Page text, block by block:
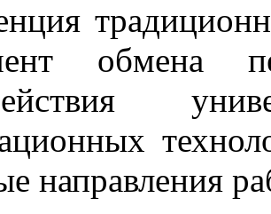
обмена
направления